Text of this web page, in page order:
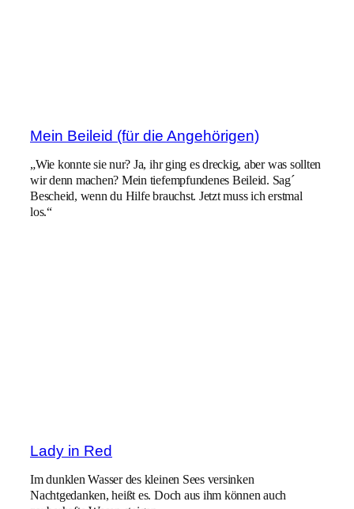
Mein Beileid (für die Angehörigen)
„Wie konnte sie nur? Ja, ihr ging es dreckig, aber was sollten
wir denn machen? Mein tiefempfundenes Beileid. Sag´
Bescheid, wenn du Hilfe brauchst. Jetzt muss ich erstmal
los.“
Lady in Red
Im dunklen Wasser des kleinen Sees versinken
Nachtgedanken, heißt es. Doch aus ihm können auch